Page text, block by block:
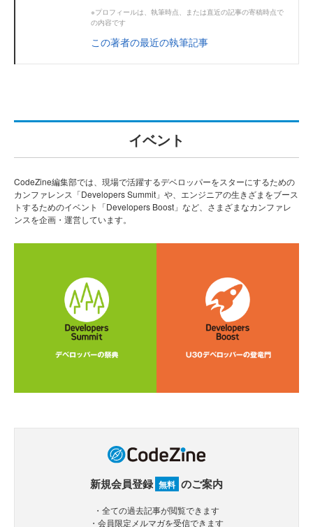
※プロフィールは、執筆時点、または直近の記事の寄稿時点で
の内容です
この著者の最近の執筆記事
イベント
CodeZine編集部では、現場で活躍するデベロッパーをスターにするための
カンファレンス「Developers Summit」や、エンジニアの生きざまをブース
トするためのイベント「Developers Boost」など、さまざまなカンファレ
ンスを企画・運営しています。
新規会員登録 無料 のご案内
・全ての過去記事が閲覧できます
・会員限定メルマガを受信できます